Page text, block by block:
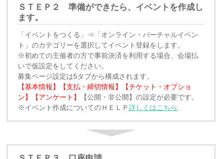
ＳＴＥＰ２ 準備ができたら、イベントを作成し
ます。
「イベントをつくる」⇒「オンライン・バーチャルイベン
ト」のカテゴリーを選択してイベント登録をします。
※初めての主催者の方で事前決済を利用する場合、会場払
いで仮設定をしてください。
募集ページ設定は5タブから構成されます。
【基本情報】【支払・締切情報】【チケット・オプショ
ン】【アンケート】
【公開・非公開】の設定が必要です。
※イベント作成についてのＨＥＬＰ詳しくはこちら